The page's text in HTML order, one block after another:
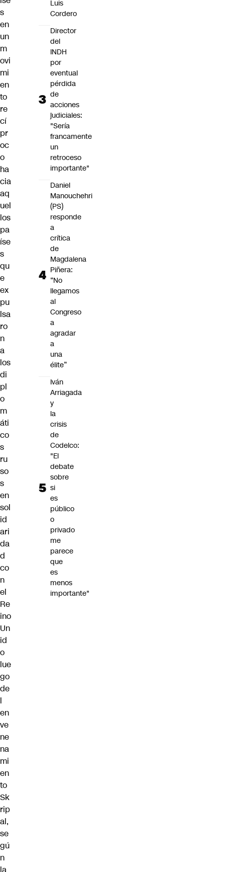
s
en
un
m
ovi
mi
en
to
re
cí
pr
oc
o
ha
cia
aq
uel
los
pa
íse
s
qu
e
ex
pu
lsa
ro
n
a
los
di
pl
o
m
áti
co
s
ru
so
s
en
sol
id
ari
da
d
co
n
el
Re
ino
Un
id
o
lue
go
de
l
en
ve
ne
na
mi
en
to
Sk
rip
al,
se
gú
n
la
Luis
Cordero
Director
del
INDH
por
eventual
pérdida
de
acciones
judiciales:
"Sería
francamente
un
retroceso
importante"
Daniel
Manouchehri
(PS)
responde
a
crítica
de
Magdalena
Piñera:
“No
llegamos
al
Congreso
a
agradar
a
una
élite”
Iván
Arriagada
y
la
crisis
de
Codelco:
"El
debate
sobre
si
es
público
o
privado
me
parece
que
es
menos
importante"